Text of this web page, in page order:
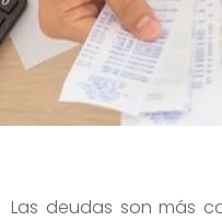
Las deudas son más